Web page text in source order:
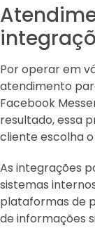
Por operar em
atendimento
Facebook
resultado, essa
cliente escolha
As integrações
sistemas
plataformas de
de informações